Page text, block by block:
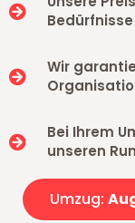
Wir
Bei Ihrem
unseren
Umzug: